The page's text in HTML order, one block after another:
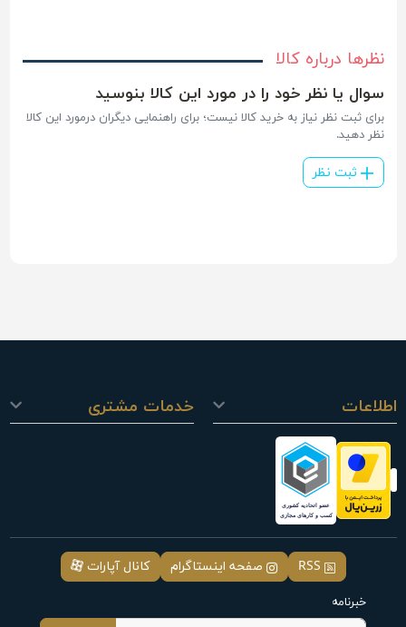
نظرها درباره کالا
سوال یا نظر خود را در مورد این کالا بنوسید
برای ثبت نظر نیاز به خرید کالا نیست؛ برای راهنمایی دیگران درمورد این کالا
نظر دهید.
ثبت نظر
اطلاعات خدمات مشتری
RSS صفحه اینستاگرام کانال آپارات
خبرنامه